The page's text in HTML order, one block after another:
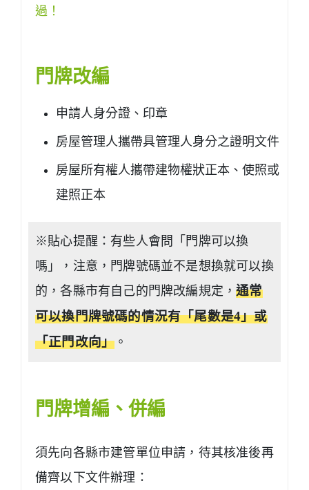
過！
門牌改編
申請人身分證、印章
房屋管理人攜帶具管理人身分之證明文件
房屋所有權人攜帶建物權狀正本、使照或
建照正本
※貼心提醒：有些人會問「門牌可以換
嗎」，注意，門牌號碼並不是想換就可以換
的，各縣市有自己的門牌改編規定，通常
可以換門牌號碼的情況有「尾數是4」或
「正門改向」 。
門牌增編、併編
須先向各縣市建管單位申請，待其核准後再
備齊以下文件辦理：